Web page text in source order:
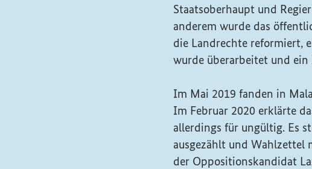
Staatsoberhaupt und
anderem wurde das
die Landrechte reformiert,
wurde überarbeitet und
Im Mai 2019 fanden in
Im Februar 2020 erklärte
allerdings für ungültig. Es
ausgezählt und Wahlzettel
der Oppositionskandidat